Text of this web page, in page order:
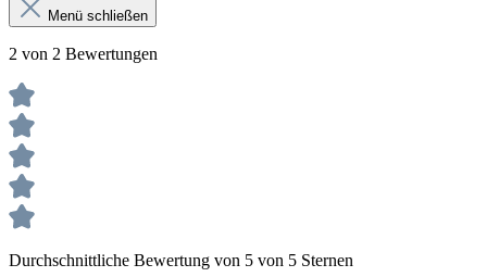
Menü schließen
2 von 2 Bewertungen
Durchschnittliche Bewertung von 5 von 5 Sternen